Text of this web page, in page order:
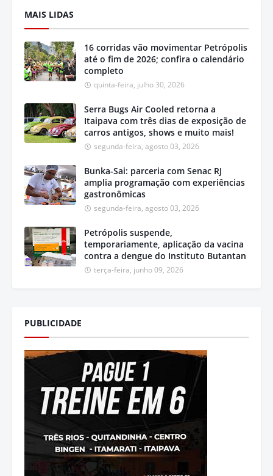
MAIS LIDAS
16 corridas vão movimentar Petrópolis
até o fim de 2026; confira o calendário
completo
quinta-feira, julho 30, 2026
Serra Bugs Air Cooled retorna a
Itaipava com três dias de exposição de
carros antigos, shows e muito mais!
segunda-feira, agosto 03, 2026
Bunka-Sai: parceria com Senac RJ
amplia programação com experiências
gastronômicas
segunda-feira, agosto 03, 2026
Petrópolis suspende,
temporariamente, aplicação da vacina
contra a dengue do Instituto Butantan
terça-feira, junho 09, 2026
PUBLICIDADE